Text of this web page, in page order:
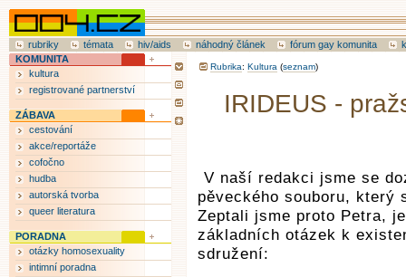
rubriky témata hiv/aids náhodný článek fórum gay komunita
Rubrika: Kultura (seznam)
IRIDEUS -
V naší redakci jsme se
pěveckého souboru, který
Zeptali jsme proto Petra,
základních otázek k
sdružení:
KOMUNITA
kultura
registrované partnerství
ZÁBAVA
cestování
akce/reportáže
cofočno
hudba
autorská tvorba
queer literatura
PORADNA
otázky homosexuality
intimní poradna